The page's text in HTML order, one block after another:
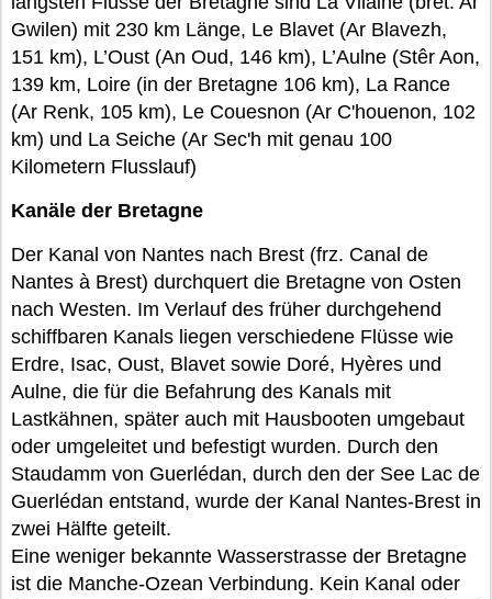
Gwilen) mit 230 km Länge, Le Blavet (Ar Blavezh,
151 km), L’Oust (An Oud, 146 km), L’Aulne (Stêr Aon,
139 km, Loire (in der Bretagne 106 km), La Rance
(Ar Renk, 105 km), Le Couesnon (Ar C'houenon, 102
km) und La Seiche (Ar Sec'h mit genau 100
Kilometern Flusslauf)
Kanäle der Bretagne
Der Kanal von Nantes nach Brest (frz. Canal de
Nantes à Brest) durchquert die Bretagne von Osten
nach Westen. Im Verlauf des früher durchgehend
schiffbaren Kanals liegen verschiedene Flüsse wie
Erdre, Isac, Oust, Blavet sowie Doré, Hyères und
Aulne, die für die Befahrung des Kanals mit
Lastkähnen, später auch mit Hausbooten umgebaut
oder umgeleitet und befestigt wurden. Durch den
Staudamm von Guerlédan, durch den der See Lac de
Guerlédan entstand, wurde der Kanal Nantes-Brest in
zwei Hälfte geteilt.
Eine weniger bekannte Wasserstrasse der Bretagne
ist die Manche-Ozean Verbindung. Kein Kanal oder